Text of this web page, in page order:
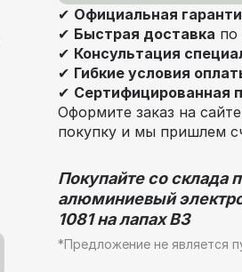
✔ Официальная
✔ Быстрая доставка по
✔ Консультация
✔ Гибкие условия
✔ Сертифицированная
Оформите заказ на
покупку и мы пришлем
Покупайте со склада
алюминиевый
1081 на лапах В3
*Предложение не является